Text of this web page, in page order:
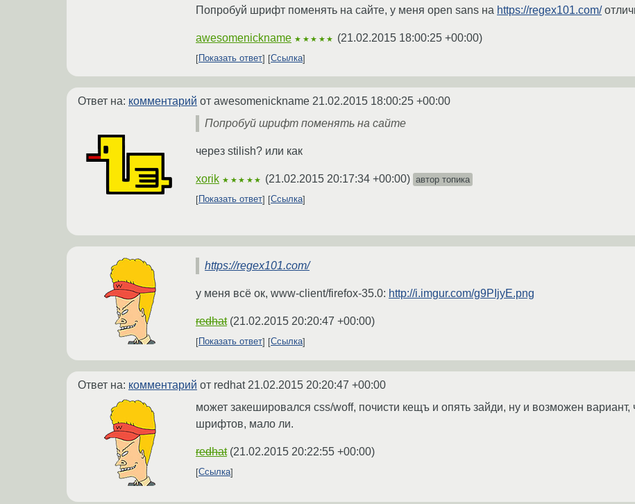
Попробуй шрифт поменять на сайте, у меня open sans на https://regex101.com/
awesomenickname ★★★★★ (21.02.2015 18:00:25 +00:00)
Показать ответ Ссылка
Ответ на: комментарий от awesomenickname 21.02.2015 18:00:25 +00:00
Попробуй шрифт поменять на сайте
через stilish? или как
xorik ★★★★★ (21.02.2015 20:17:34 +00:00) автор топика
Показать ответ
Ссылка
https://regex101.com/
у меня всё ок, www-client/firefox-35.0: http://i.imgur.com/g9PIjyE.png
redhat (21.02.2015 20:20:47 +00:00)
Показать ответ Ссылка
Ответ на: комментарий от redhat 21.02.2015 20:20:47 +00:00
может закешировался css/woff, почисти кещъ и опять зайди, ну и возможен вариант,
шрифтов, мало ли.
redhat (21.02.2015 20:22:55 +00:00)
Ссылка